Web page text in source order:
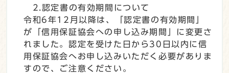
2.認定書の有効期間について
令和6年12月以降は、「認定書の有効期間」
が「信用保証協会への申し込み期間」に変更さ
れました。認定を受けた日から30日以内に信
用保証協会へお申し込みいただく必要がありま
すので、ご注意ください。